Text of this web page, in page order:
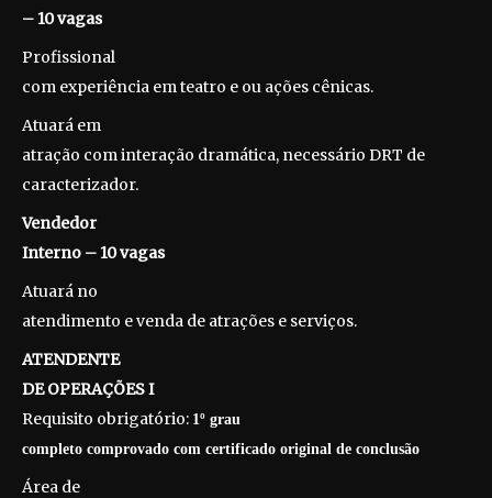
– 10 vagas
Profissional
com experiência em teatro e ou ações cênicas.
Atuará em
atração com interação dramática, necessário DRT de
caracterizador.
Vendedor
Interno – 10 vagas
Atuará no
atendimento e venda de atrações e serviços.
ATENDENTE
DE OPERAÇÕES I
Requisito obrigatório: 1º grau
completo comprovado com certificado original de conclusão
Área de